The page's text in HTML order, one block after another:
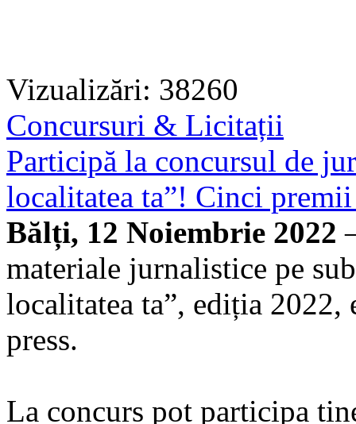
Vizualizări: 38260
Concursuri & Licitații
Participă la concursul de
localitatea ta”! Cinci
Bălți, 12 Noiembrie 2022
materiale jurnalistice pe
localitatea ta”, ediția 2022,
press.
La concurs pot participa